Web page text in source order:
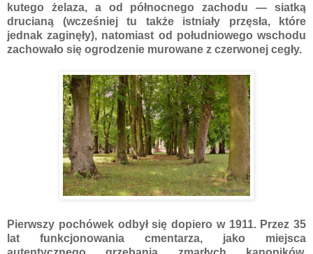
kutego żelaza, a od północnego zachodu — siatką
drucianą (wcześniej tu także istniały przęsła, które
jednak zaginęły), natomiast od południowego wschodu
zachowało się ogrodzenie murowane z czerwonej cegły.
Pierwszy pochówek odbył się dopiero w 1911. Przez 35
lat funkcjonowania cmentarza, jako miejsca